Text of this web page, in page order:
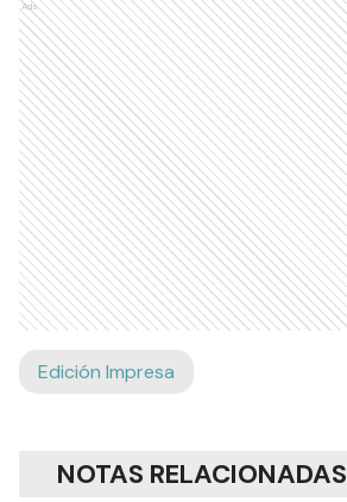
Ads
Edición Impresa
NOTAS RELACIONADAS